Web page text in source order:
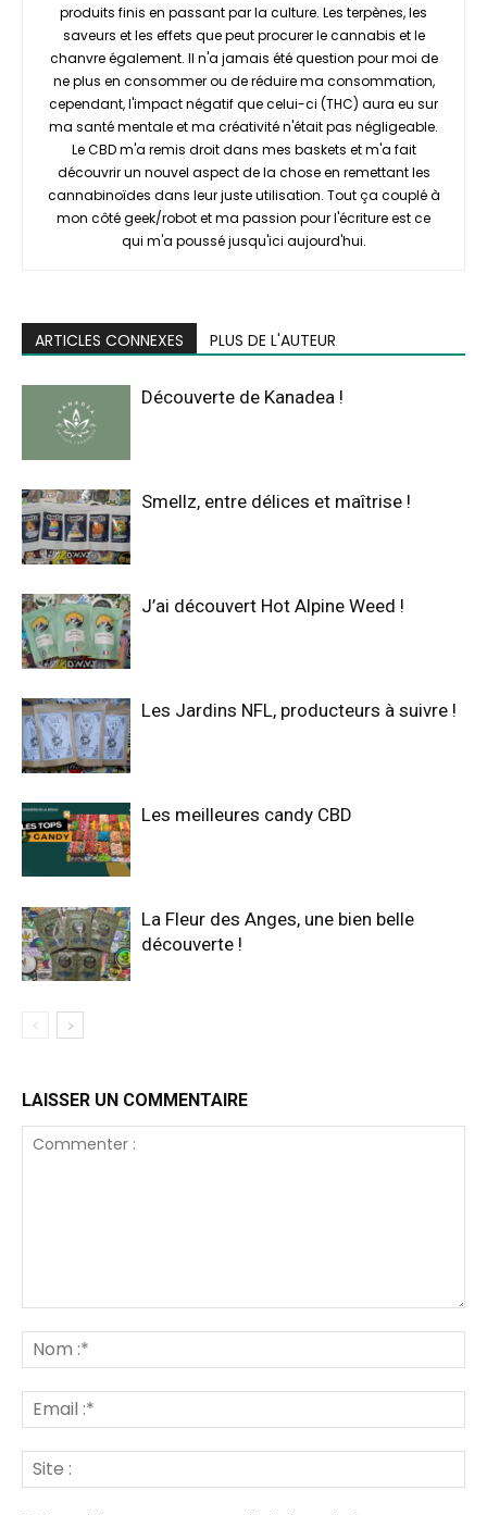
produits finis en passant par la culture. Les terpènes, les
saveurs et les effets que peut procurer le cannabis et le
chanvre également. Il n'a jamais été question pour moi de
ne plus en consommer ou de réduire ma consommation,
cependant, l'impact négatif que celui-ci (THC) aura eu sur
ma santé mentale et ma créativité n'était pas négligeable.
Le CBD m'a remis droit dans mes baskets et m'a fait
découvrir un nouvel aspect de la chose en remettant les
cannabinoïdes dans leur juste utilisation. Tout ça couplé à
mon côté geek/robot et ma passion pour l'écriture est ce
qui m'a poussé jusqu'ici aujourd'hui.
ARTICLES CONNEXES PLUS DE L'AUTEUR
Découverte de Kanadea !
Smellz, entre délices et maîtrise !
J’ai découvert Hot Alpine Weed !
Les Jardins NFL, producteurs à suivre !
Les meilleures candy CBD
La Fleur des Anges, une bien belle
découverte !
LAISSER UN COMMENTAIRE